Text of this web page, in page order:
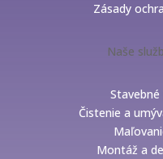
Zásady
Naše
Stavebné
Čistenie a
Montáž a